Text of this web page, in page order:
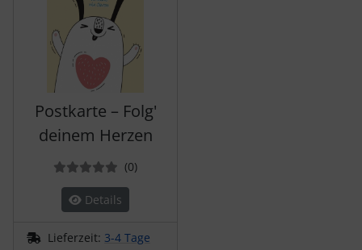
Postkarte – Folg'
deinem Herzen
(0Bewertungen
)
Details
Lieferzeit: 3-4 Tage